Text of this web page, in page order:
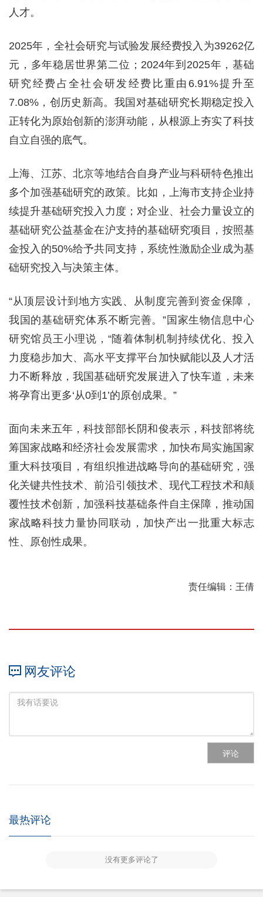
人才。
2025年，全社会研究与试验发展经费投入为39262亿
元，多年稳居世界第二位；2024年到2025年，基础
研究经费占全社会研发经费比重由6.91%提升至
7.08%，创历史新高。我国对基础研究长期稳定投入
正转化为原始创新的澎湃动能，从根源上夯实了科技
自立自强的底气。
上海、江苏、北京等地结合自身产业与科研特色推出
多个加强基础研究的政策。比如，上海市支持企业持
续提升基础研究投入力度；对企业、社会力量设立的
基础研究公益基金在沪支持的基础研究项目，按照基
金投入的50%给予共同支持，系统性激励企业成为基
础研究投入与决策主体。
“从顶层设计到地方实践、从制度完善到资金保障，
我国的基础研究体系不断完善。”国家生物信息中心
研究馆员王小理说，“随着体制机制持续优化、投入
力度稳步加大、高水平支撑平台加快赋能以及人才活
力不断释放，我国基础研究发展进入了快车道，未来
将孕育出更多‘从0到1’的原创成果。”
面向未来五年，科技部部长阴和俊表示，科技部将统
筹国家战略和经济社会发展需求，加快布局实施国家
重大科技项目，有组织推进战略导向的基础研究，强
化关键共性技术、前沿引领技术、现代工程技术和颠
覆性技术创新，加强科技基础条件自主保障，推动国
家战略科技力量协同联动，加快产出一批重大标志
性、原创性成果。
责任编辑：王倩
网友评论
评论
最热评论
没有更多评论了